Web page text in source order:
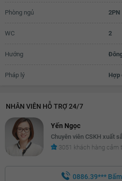
Phòng ngủ 2PN
WC 2
Hướng
Pháp lý Hợp
NHÂN VIÊN HỖ TRỢ 24/7
Yến Ngọc
Chuyên viên CSKH xuất
3051 khách hàng cảm
0886.39***